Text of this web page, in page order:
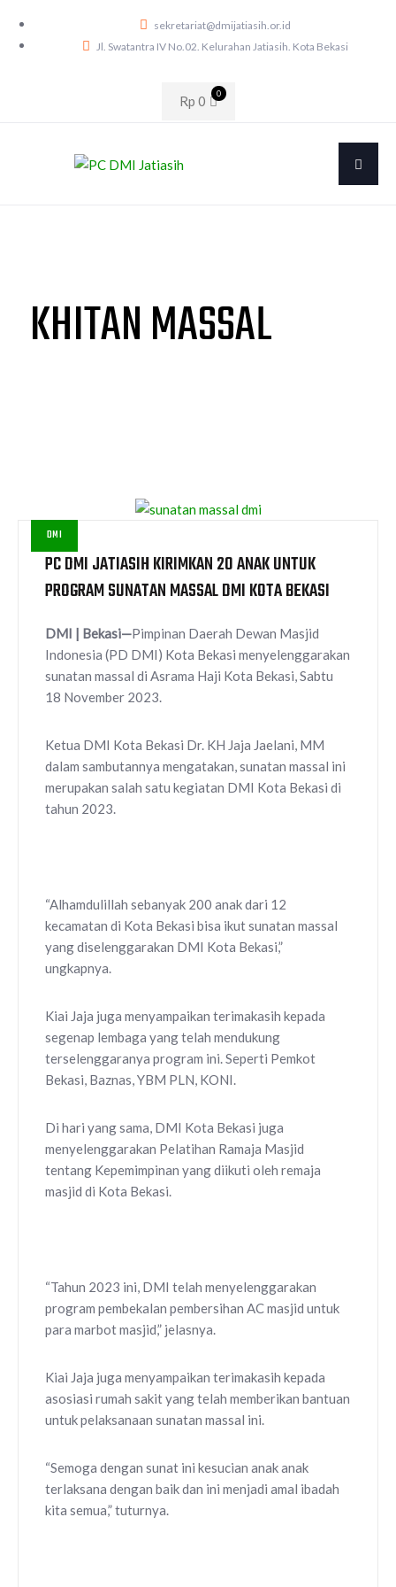
sekretariat@dmijatiasih.or.id
Jl. Swatantra IV No.02. Kelurahan Jatiasih. Kota Bekasi
Rp 0 0
KHITAN MASSAL
DMI
PC DMI JATIASIH KIRIMKAN 20 ANAK UNTUK
PROGRAM SUNATAN MASSAL DMI KOTA BEKASI
DMI | Bekasi—Pimpinan Daerah Dewan Masjid
Indonesia (PD DMI) Kota Bekasi menyelenggarakan
sunatan massal di Asrama Haji Kota Bekasi, Sabtu
18 November 2023.
Ketua DMI Kota Bekasi Dr. KH Jaja Jaelani, MM
dalam sambutannya mengatakan, sunatan massal ini
merupakan salah satu kegiatan DMI Kota Bekasi di
tahun 2023.
“Alhamdulillah sebanyak 200 anak dari 12
kecamatan di Kota Bekasi bisa ikut sunatan massal
yang diselenggarakan DMI Kota Bekasi,”
ungkapnya.
Kiai Jaja juga menyampaikan terimakasih kepada
segenap lembaga yang telah mendukung
terselenggaranya program ini. Seperti Pemkot
Bekasi, Baznas, YBM PLN, KONI.
Di hari yang sama, DMI Kota Bekasi juga
menyelenggarakan Pelatihan Ramaja Masjid
tentang Kepemimpinan yang diikuti oleh remaja
masjid di Kota Bekasi.
“Tahun 2023 ini, DMI telah menyelenggarakan
program pembekalan pembersihan AC masjid untuk
para marbot masjid,” jelasnya.
Kiai Jaja juga menyampaikan terimakasih kepada
asosiasi rumah sakit yang telah memberikan bantuan
untuk pelaksanaan sunatan massal ini.
“Semoga dengan sunat ini kesucian anak anak
terlaksana dengan baik dan ini menjadi amal ibadah
kita semua,” tuturnya.